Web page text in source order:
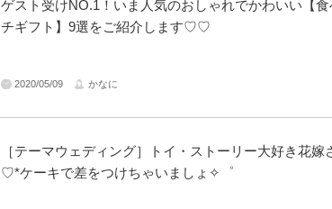
ゲスト受けNO.1！いま人気のおしゃれでかわいい【
チギフト】9選をご紹介します♡♡
2020/05/09 かなに
［テーマウェディング］トイ・ストーリー大好き花嫁
♡*ケーキで差をつけちゃいましょ✧゜